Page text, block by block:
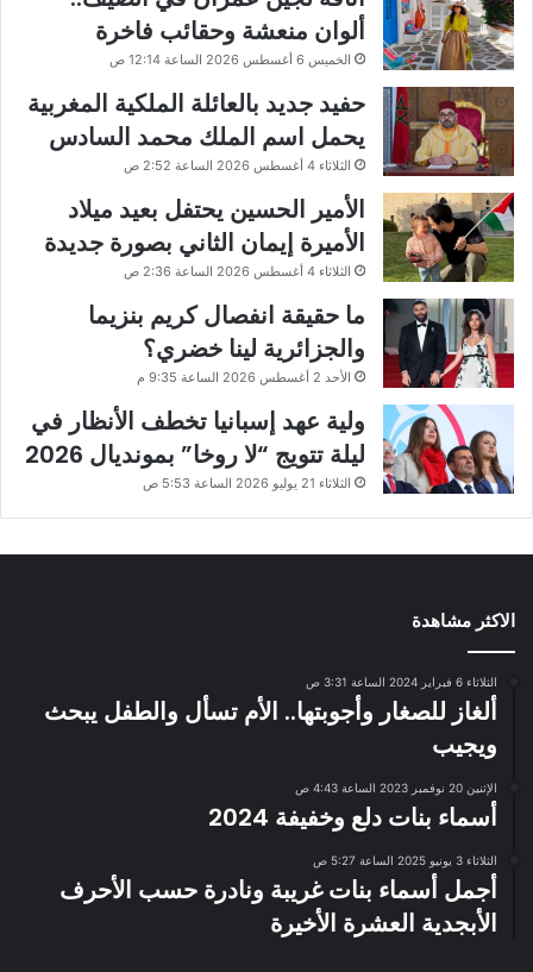
ألوان منعشة وحقائب فاخرة
الخميس 6 أغسطس 2026 الساعة 12:14 ص
حفيد جديد بالعائلة الملكية المغربية
يحمل اسم الملك محمد السادس
الثلاثاء 4 أغسطس 2026 الساعة 2:52 ص
الأمير الحسين يحتفل بعيد ميلاد
الأميرة إيمان الثاني بصورة جديدة
الثلاثاء 4 أغسطس 2026 الساعة 2:36 ص
ما حقيقة انفصال كريم بنزيما
والجزائرية لينا خضري؟
الأحد 2 أغسطس 2026 الساعة 9:35 م
ولية عهد إسبانيا تخطف الأنظار في
ليلة تتويج “لا روخا” بمونديال 2026
الثلاثاء 21 يوليو 2026 الساعة 5:53 ص
الاكثر مشاهدة
الثلاثاء 6 فبراير 2024 الساعة 3:31 ص
ألغاز للصغار وأجوبتها.. الأم تسأل والطفل يبحث
ويجيب
الإثنين 20 نوفمبر 2023 الساعة 4:43 ص
أسماء بنات دلع وخفيفة 2024
الثلاثاء 3 يونيو 2025 الساعة 5:27 ص
أجمل أسماء بنات غريبة ونادرة حسب الأحرف
الأبجدية العشرة الأخيرة